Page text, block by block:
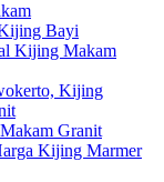
Bayi
Kijing Makam
Kijing
Granit
Kijing Marmer